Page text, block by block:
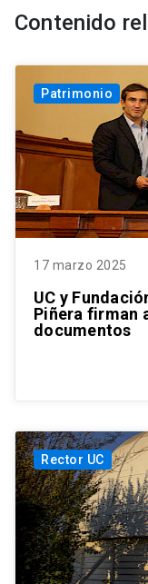
Contenido
Patrimonio
17 marzo 2025
UC y
Piñera firman
documentos
Rector UC